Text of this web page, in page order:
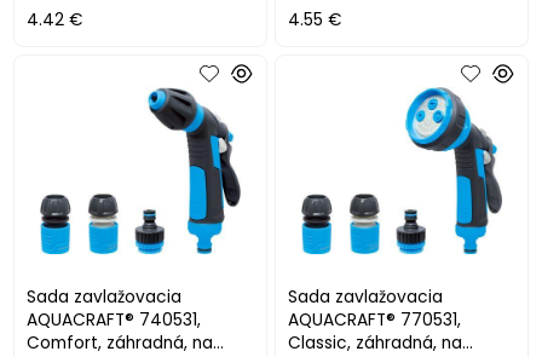
4.42 € 4.55 €
Sada zavlažovacia
AQUACRAFT® 740531,
Comfort, záhradná, na
Sada zavlažovacia
AQUACRAFT® 770531,
Classic, záhradná, na